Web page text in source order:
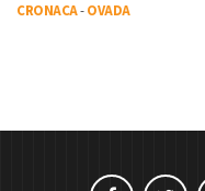
CRONACA-OVADA